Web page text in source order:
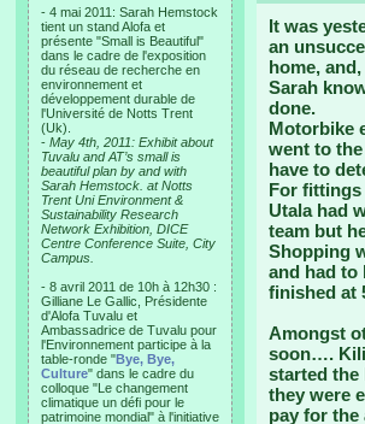
- 4 mai 2011: Sarah Hemstock
tient un stand Alofa et
présente "Small is Beautiful"
dans le cadre de l'exposition
du réseau de recherche en
environnement et
développement durable de
l'Université de Notts Trent
(Uk).
- May 4th, 2011: Exhibit about
Tuvalu and AT’s small is
beautiful plan by and with
Sarah Hemstock. at Notts
Trent Uni Environment &
Sustainability Research
Network Exhibition, DICE
Centre Conference Suite, City
Campus.
- 8 avril 2011 de 10h à 12h30 :
Gilliane Le Gallic, Présidente
d'Alofa Tuvalu et
Ambassadrice de Tuvalu pour
l'Environnement participe à la
table-ronde "Bye, Bye,
Culture" dans le cadre du
colloque "Le changement
climatique un défi pour le
patrimoine mondial" à l'initiative
It was
an
home,
Sarah
done.
Motorbike
went to
have to
For fittings
Utala had
team but
Shopping
and had to
finished at
Amongst
soon….
started the
they were
pay for the